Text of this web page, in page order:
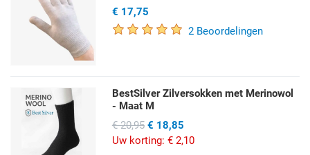
€ 17,75
2 Beoordelingen
BestSilver Zilversokken met Merinowol
- Maat M
€ 20,95 € 18,85
Uw korting: € 2,10